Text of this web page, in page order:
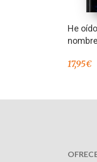
He
nombre
17,95€